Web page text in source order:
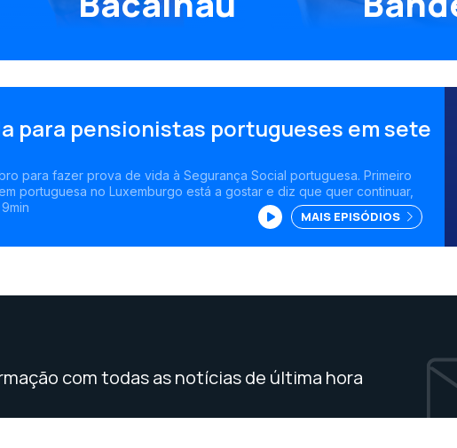
para pensionistas portugueses em sete
para fazer prova de vida à Segurança Social portuguesa. Primeiro
portuguesa no Luxemburgo está a gostar e diz que quer continuar,
MAIS EPISÓDIOS
com todas as notícias de última hora